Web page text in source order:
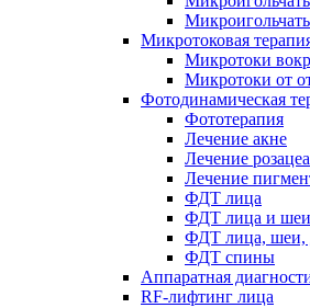
Микротоковая
Микротоки
Микротоки от
Фотодинамическая
Фототерапия
Лечение акне
Лечение розацеа
Лечение
ФДТ лица
ФДТ лица и шеи
ФДТ лица, шеи,
ФДТ спины
Аппаратная
RF-лифтинг лица